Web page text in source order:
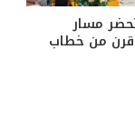
مسار
قرن من خطاب